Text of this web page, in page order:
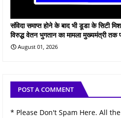
संविदा समाप्त होने के बाद भी डूडा के सिटी
विरुद्ध वेतन भुगतान का मामला मुख्यमंत्री तक
August 01, 2026
POST A COMMENT
* Please Don't Spam Here. All